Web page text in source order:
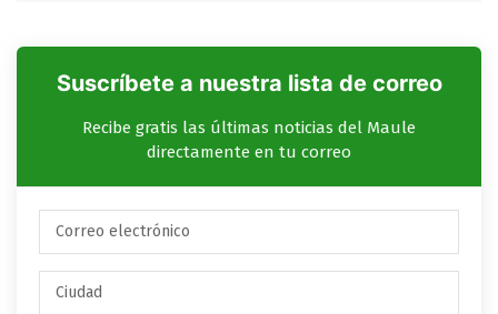
Suscríbete a nuestra lista de correo
Recibe gratis las últimas noticias del Maule
directamente en tu correo